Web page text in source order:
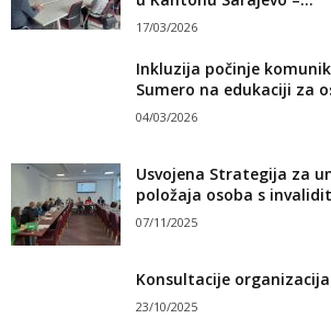
17/03/2026
Inkluzija počinje
Sumero na edukaciji za
04/03/2026
Usvojena Strategija za
položaja osoba s
07/11/2025
Konsultacije organizacija
23/10/2025